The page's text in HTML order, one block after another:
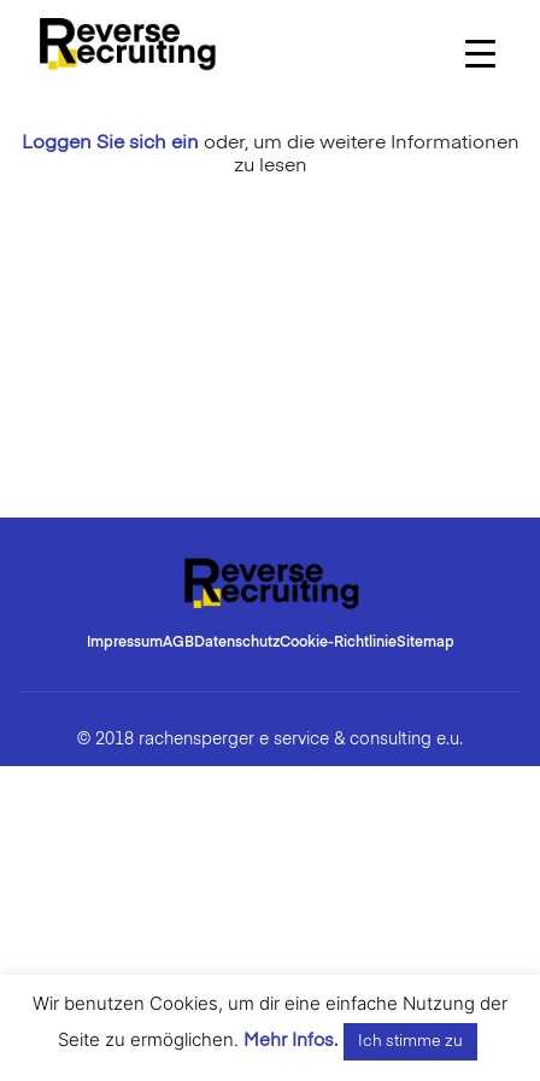
content
Loggen Sie sich ein oder, um die weitere Informationen
zu lesen
ImpressumAGBDatenschutzCookie-RichtlinieSitemap
© 2018 rachensperger e service & consulting e.u.
Wir benutzen Cookies, um dir eine einfache Nutzung der
Seite zu ermöglichen. Mehr Infos. Ich stimme zu